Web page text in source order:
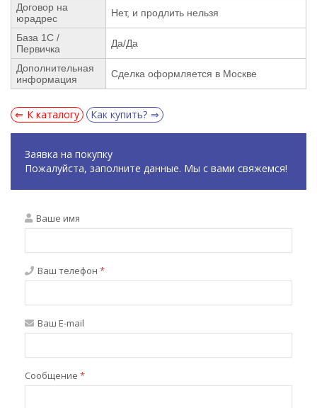
Договор на
юрадрес
Нет, и продлить нельзя
База 1С /
Первичка
Да/Да
Дополнительная
информация
Сделка оформляется в Москве
К каталогу Как купить?
Заявка на покупку
Пожалуйста, заполните данные. Мы с вами свяжемся!
Ваше имя
Ваш телефон *
Ваш E-mail
Сообщение *